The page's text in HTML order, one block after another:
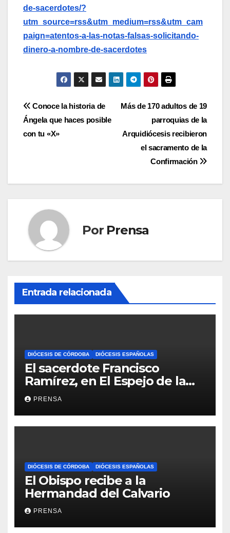
de-sacerdotes/?
utm_source=rss&utm_medium=rss&utm_cam
paign=atentos-a-las-notas-falsas-solicitando-
dinero-a-nombre-de-sacerdotes
Navegación
de
Más de 170 adultos de 19
parroquias de la
Arquidiócesis recibieron
el sacramento de la
Confirmación
Conoce la historia de
Ángela que haces posible
con tu «X»
Por Prensa
Entrada relacionada
DIÓCESIS DE CÓRDOBA DIÓCESIS ESPAÑOLAS
El sacerdote Francisco
Ramírez, en El Espejo de la
Iglesia
PRENSA
DIÓCESIS DE CÓRDOBA DIÓCESIS ESPAÑOLAS
El Obispo recibe a la
Hermandad del Calvario
PRENSA